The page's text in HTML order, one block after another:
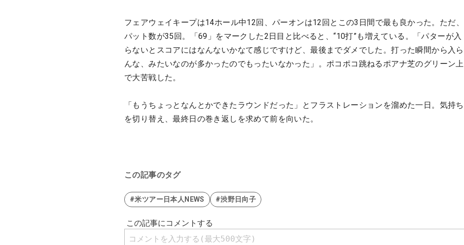
フェアウェイキープは14ホール中12回、パーオンは12回とこの3日間で最も良かった。ただ、
パット数が35回。「69」をマークした2日目と比べると、“10打”も増えている。「パターが入
らないとスコアにはなんないかなて感じですけど、最後までダメでした。打った瞬間から入ら
んな、みたいなのが多かったのでもったいなかった」。ポコポコ跳ねるポアナ芝のグリーン上
で大苦戦した。
「もうちょっとなんとかできたラウンドだった」とフラストレーションを溜めた一日。気持ち
を切り替え、最終日の巻き返しを求めて前を向いた。
この記事のタグ
#米ツアー日本人NEWS #渋野日向子